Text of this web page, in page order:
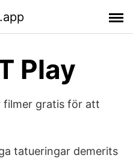
Play
filmer gratis för att
tatueringar demerits